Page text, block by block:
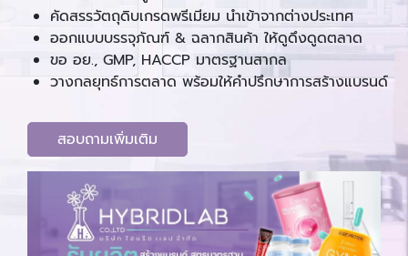
คัดสรรวัตถุดิบเกรดพรีเมียม นำเข้าจากต่างประเทศ
ออกแบบบรรจุภัณฑ์ & ฉลากสินค้า ให้ดูดึงดูดตลาด
ขอ อย., GMP, HACCP มาตรฐานสากล
วางกลยุทธ์การตลาด พร้อมให้คำปรึกษาการสร้างแบรนด์
สอบถามเพิ่มเติม